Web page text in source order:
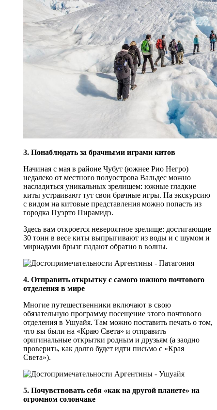
3. Понаблюдать за брачными играми китов
Начиная с мая в районе Чубут (южнее Рио Негро)
недалеко от местного полуострова Вальдес можно
насладиться уникальных зрелищем: южные гладкие
киты устраивают тут свои брачные игры. На экскурсию
с видом на китовые представления можно попасть из
городка Пуэрто Пирамидэ.
Здесь вам откроется невероятное зрелище: достигающие
30 тонн в весе киты выпрыгивают из воды и с шумом и
мириадами брызг падают обратно в волны.
4. Отправить открытку с самого южного почтового
отделения в мире
Многие путешественники включают в свою
обязательную программу посещение этого почтового
отделения в Ушуайя. Там можно поставить печать о том,
что вы были на «Краю Света» и отправить
оригинальные открытки родным и друзьям (а заодно
проверить, как долго будет идти письмо с «Края
Света»).
5. Почувствовать себя «как на другой планете» на
огромном солончаке